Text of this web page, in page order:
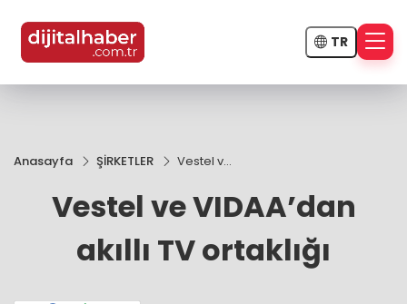
TR
Anasayfa ŞİRKETLER
Vestel ve
akıllı TV
ortaklığı
Vestel ve VIDAA’dan
akıllı TV ortaklığı